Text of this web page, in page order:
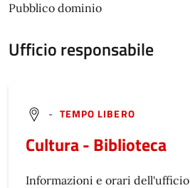
Pubblico dominio
Ufficio responsabile
- TEMPO LIBERO
Cultura - Biblioteca
Informazioni e orari dell'ufficio